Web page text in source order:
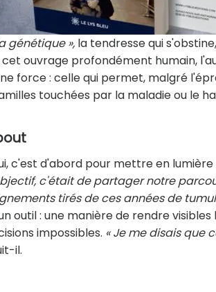
génétique », la tendresse qui
ouvrage profondément humain,
force : celle qui permet, malgré
touchées par la maladie ou le
c'est d'abord pour mettre en lumière
c'était de partager notre
tirés de ces années de
outil : une manière de rendre visibles
impossibles. « Je me disais que
il.